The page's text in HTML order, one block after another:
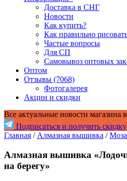
Доставка в СНГ
Новости
Как купить?
Как правильно
Частые вопросы
Для СП
Самовывоз оптовых
Оптом
Отзывы (7068)
Фотогалерея
Акции и скидки
Все актуальные новости магазина
Подписаться и получить скидку
Главная / Алмазная вышивка /
Алмазная вышивка
на берегу»